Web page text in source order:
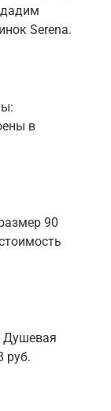
Serena.
в
90
Душевая
руб.